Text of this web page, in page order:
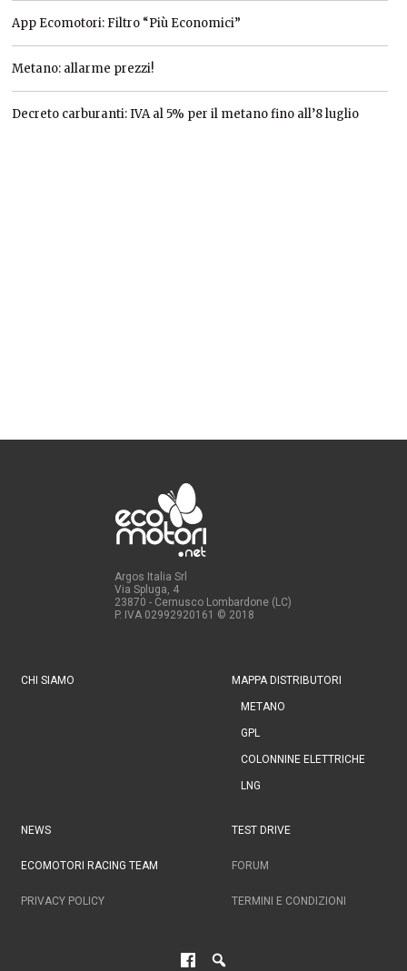
App Ecomotori: Filtro “Più Economici”
Metano: allarme prezzi!
Decreto carburanti: IVA al 5% per il metano fino all’8 luglio
Argos Italia Srl
Via Spluga, 4
23870 - Cernusco Lombardone (LC)
P. IVA 02992920161 © 2018
CHI SIAMO MAPPA DISTRIBUTORI
METANO
GPL
COLONNINE ELETTRICHE
LNG
NEWS TEST DRIVE
ECOMOTORI RACING TEAM FORUM
PRIVACY POLICY TERMINI E CONDIZIONI